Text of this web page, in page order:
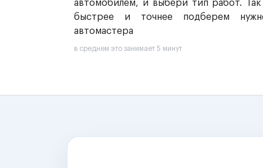
автомобилем, и выбери тип работ.
быстрее и точнее подберем
автомастера
в среднем это занимает 5 минут